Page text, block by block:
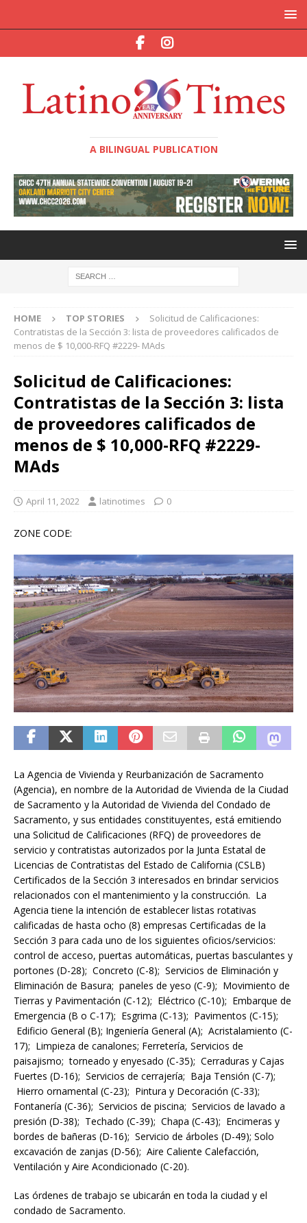
A BILINGUAL PUBLICATION
HOME TOP STORIES
Solicitud de Calificaciones:
Contratistas de la Sección 3: lista de proveedores calificados de
menos de $ 10,000-RFQ #2229- MAds
Solicitud de Calificaciones:
Contratistas de la Sección 3: lista
de proveedores calificados de
menos de $ 10,000-RFQ #2229-
MAds
April 11, 2022 latinotimes 0
ZONE CODE:
La Agencia de Vivienda y Reurbanización de Sacramento
(Agencia), en nombre de la Autoridad de Vivienda de la Ciudad
de Sacramento y la Autoridad de Vivienda del Condado de
Sacramento, y sus entidades constituyentes, está emitiendo
una Solicitud de Calificaciones (RFQ) de proveedores de
servicio y contratistas autorizados por la Junta Estatal de
Licencias de Contratistas del Estado de California (CSLB)
Certificados de la Sección 3 interesados ​​en brindar servicios
relacionados con el mantenimiento y la construcción. La
Agencia tiene la intención de establecer listas rotativas
calificadas de hasta ocho (8) empresas Certificadas de la
Sección 3 para cada uno de los siguientes oficios/servicios:
control de acceso, puertas automáticas, puertas basculantes y
portones (D-28); Concreto (C-8); Servicios de Eliminación y
Eliminación de Basura; paneles de yeso (C-9); Movimiento de
Tierras y Pavimentación (C-12); Eléctrico (C-10); Embarque de
Emergencia (B o C-17); Esgrima (C-13); Pavimentos (C-15);
Edificio General (B); Ingeniería General (A); Acristalamiento (C-
17); Limpieza de canalones; Ferretería, Servicios de
paisajismo; torneado y enyesado (C-35); Cerraduras y Cajas
Fuertes (D-16); Servicios de cerrajería; Baja Tensión (C-7);
Hierro ornamental (C-23); Pintura y Decoración (C-33);
Fontanería (C-36); Servicios de piscina; Servicios de lavado a
presión (D-38); Techado (C-39); Chapa (C-43); Encimeras y
bordes de bañeras (D-16); Servicio de árboles (D-49); Solo
excavación de zanjas (D-56); Aire Caliente Calefacción,
Ventilación y Aire Acondicionado (C-20).
Las órdenes de trabajo se ubicarán en toda la ciudad y el
condado de Sacramento.